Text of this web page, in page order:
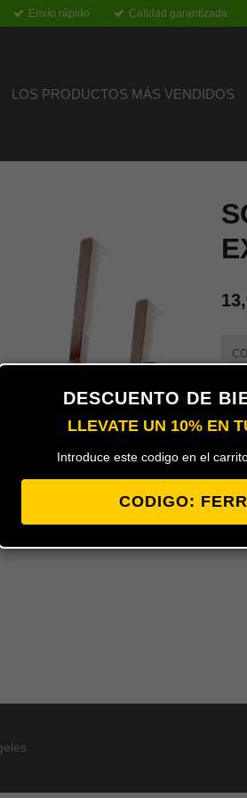
Envío rápido Calidad garantizada
LOS PRODUCTOS MÁS VENDIDOS
DESCUENTO DE
LLEVATE UN 10% EN
Introduce este codigo en el
CODIGO: